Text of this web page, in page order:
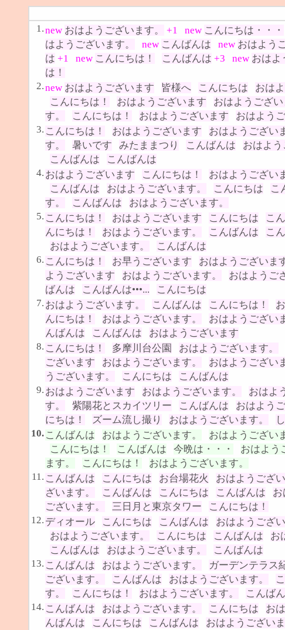
1.new おはようございます。 +1 new こんにちは・・・
はようございます。
new こんばんは new おはよう
は +1 new こんにちは！ こんばんは +3 new おはよ
は！
2.new おはようございます 皆様へ こんにちは おは
こんにちは！
おはようございます おはようござい
す。
こんにちは！ おはようございます
おはよう
3. こんにちは！ おはようございます おはようござい
す。
暑いです みたままつり こんばんは おはよ
こんばんは
こんばんは
4. おはようございます こんにちは！ おはようござい
こんばんは
おはようございます。 こんにちは こ
す。
こんばんは
おはようございます。
5. こんにちは！ おはようございます こんにちは こ
んにちは！
おはようございます。 こんばんは こ
おはようございます。
こんばんは
6. こんにちは！ お早うございます おはようございま
ようございます
おはようございます。 おはようご
ばんは
こんばんは•••...
こんにちは
7. おはようございます。 こんばんは こんにちは！
んにちは！
おはようございます。 おはようござい
んばんは
こんばんは
おはようございます
8. こんにちは！ 多摩川台公園 おはようございます。
ございます
おはようございます。 おはようござい
うございます。
こんにちは
こんばんは
9. おはようございます おはようございます。 おはよ
す。
紫陽花とスカイツリー こんばんは おはよう
にちは！
ズーム流し撮り おはようございます。
10. こんばんは おはようございます。 おはようござい
こんにちは！
こんばんは 今晩は・・・ おはよう
ます。
こんにちは！
おはようございます。
11. こんばんは こんにちは お台場花火 おはようござい
ざいます。
こんばんは こんにちは こんばんは お
ございます。
三日月と東京タワー
こんにちは！
12. ディオール こんにちは こんばんは おはようござい
おはようございます。
こんにちは こんばんは お
こんばんは
おはようございます。
こんばんは
13. こんばんは おはようございます。 ガーデンテラス
ございます。
こんばんは おはようございます。
す。
こんにちは！ おはようございます。
こんば
14. こんばんは おはようございます。 こんにちは お
んばんは
こんにちは こんばんは おはようござい